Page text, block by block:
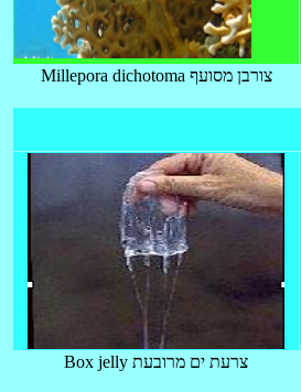
Millepora dichotoma צורבן מסועף
Box jelly צרעת ים מרובעת